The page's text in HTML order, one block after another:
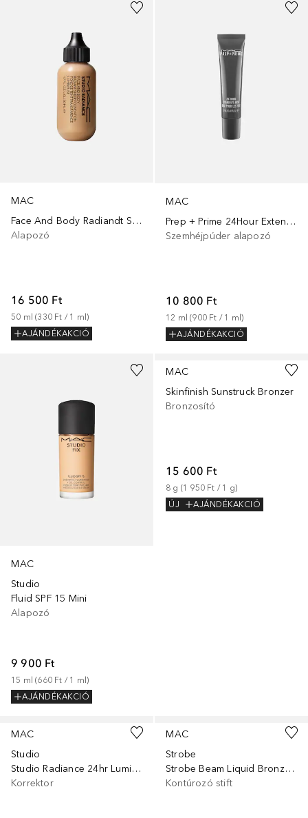
MAC
Face And Body Radiandt Sheer Foundation
Alapozó
16 500 Ft
50 ml (330 Ft / 1 ml)
AJÁNDÉKAKCIÓ
MAC
Prep + Prime 24Hour Extend Eye Base
Szemhéjpúder alapozó
10 800 Ft
12 ml (900 Ft / 1 ml)
AJÁNDÉKAKCIÓ
MAC
Studio
Fluid SPF 15 Mini
Alapozó
9 900 Ft
15 ml (660 Ft / 1 ml)
AJÁNDÉKAKCIÓ
+22
MAC
Skinfinish Sunstruck Bronzer
Bronzosító
15 600 Ft
8 g (1 950 Ft / 1 g)
ÚJ
AJÁNDÉKAKCIÓ
+11
MAC
Studio
Studio Radiance 24hr Luminous Lift
Korrektor
+31
MAC
Strobe
Strobe Beam Liquid Bronzelighter
Kontúrozó stift